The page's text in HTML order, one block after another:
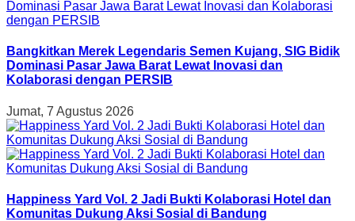
Bangkitkan Merek Legendaris Semen Kujang, SIG Bidik
Dominasi Pasar Jawa Barat Lewat Inovasi dan
Kolaborasi dengan PERSIB
Jumat, 7 Agustus 2026
Happiness Yard Vol. 2 Jadi Bukti Kolaborasi Hotel dan
Komunitas Dukung Aksi Sosial di Bandung